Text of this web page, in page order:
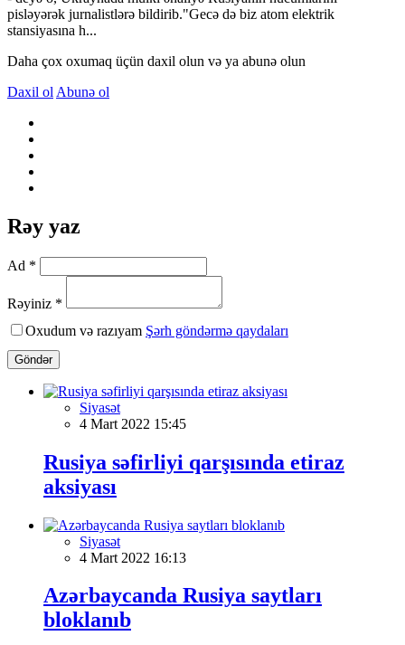
pisləyərək jurnalistlərə bildirib."Gecə də biz atom elektrik
stansiyasına h...
Daha çox oxumaq üçün daxil olun və ya abunə olun
Daxil ol Abunə ol
Rəy yaz
Ad *
Rəyiniz *
Oxudum və razıyam Şərh göndərmə qaydaları
Göndər
Siyasət
4 Mart 2022 15:45
Rusiya səfirliyi qarşısında etiraz
aksiyası
Siyasət
4 Mart 2022 16:13
Azərbaycanda Rusiya saytları
bloklanıb